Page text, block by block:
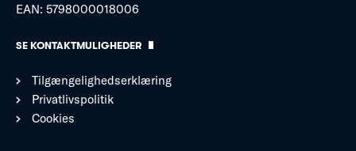
EAN: 5798000018006
SE KONTAKTMULIGHEDER
Tilgængelighedserklæring
Privatlivspolitik
Cookies